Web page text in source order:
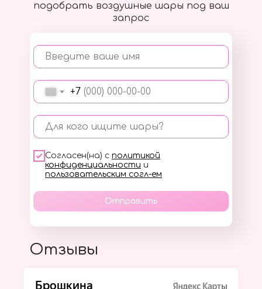
подобрать воздушные шары под ваш
запрос
Введите ваше имя
+7
Для кого ищите шары?
Согласен(на) с политикой
конфиденциальности и
пользовательским согл-ем
Отправить
Отзывы